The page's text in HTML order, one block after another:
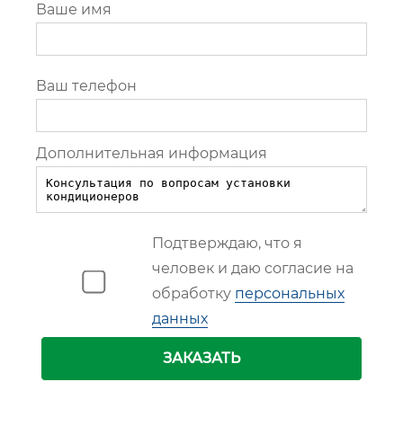
Ваше имя
Ваш телефон
Дополнительная информация
Подтверждаю, что я
человек и даю согласие на
обработку персональных
данных
ЗАКАЗАТЬ